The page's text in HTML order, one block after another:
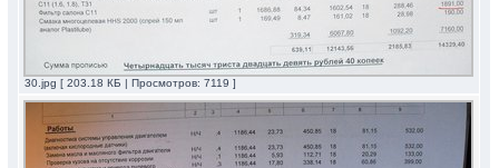
30.jpg [ 203.18 КБ | Просмотров: 7119 ]